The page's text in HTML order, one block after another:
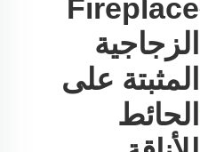
Fireplace
الزجاجية
المثبتة على
الحائط